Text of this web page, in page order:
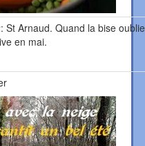
St Arnaud. Quand la bise oublie
en mai.